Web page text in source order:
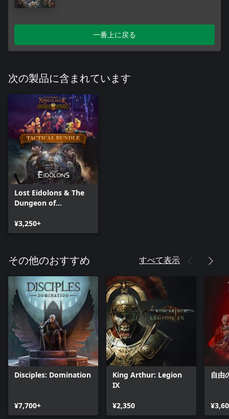
一番上に戻る
次の製品に含まれています
Lost Eidolons & The
Dungeon of
Bundle
¥3,250+
その他のおすすめ すべて表示
Disciples: Domination
¥7,700+
King Arthur: Legion
IX
¥2,350
自由